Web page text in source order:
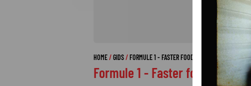
HOME GIDS FORMULE 1 - FASTER FOOD
Formule 1 - Faster food